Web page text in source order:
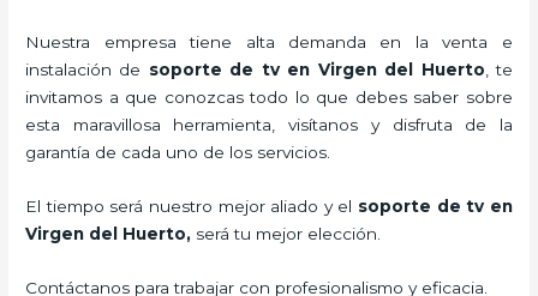
Nuestra empresa tiene alta demanda en la venta e
instalación de soporte de tv en Virgen del Huerto , te
invitamos a que conozcas todo lo que debes saber sobre
esta maravillosa herramienta, visítanos y disfruta de la
garantía de cada uno de los servicios.
El tiempo será nuestro mejor aliado y el soporte de tv en
Virgen del Huerto, será tu mejor elección.
Contáctanos para trabajar con profesionalismo y eficacia.